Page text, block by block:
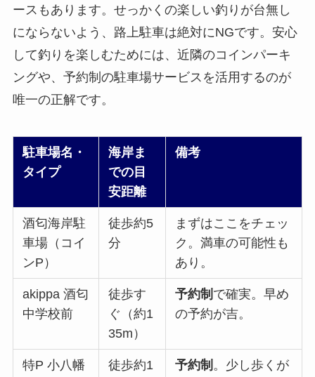
ースもあります。せっかくの楽しい釣りが台無し
にならないよう、路上駐車は絶対にNGです。安心
して釣りを楽しむためには、近隣のコインパーキ
ングや、予約制の駐車場サービスを活用するのが
唯一の正解です。
駐車場名・
タイプ
海岸ま
での目
安距離
備考
酒匂海岸駐
車場（コイ
ンP）
徒歩約5
分
まずはここをチェッ
ク。満車の可能性も
あり。
akippa 酒匂
中学校前
徒歩す
ぐ（約1
35m）
予約制 で確実。早め
の予約が吉。
特P 小八幡
徒歩約1
予約制 。少し歩くが